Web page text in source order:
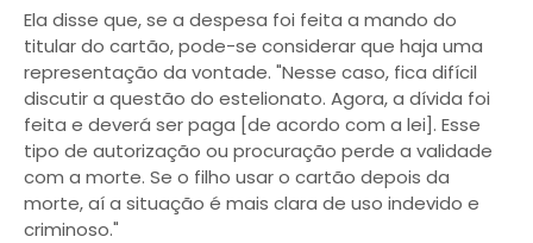
Ela disse que, se a despesa foi feita a mando do
titular do cartão, pode-se considerar que haja uma
representação da vontade. "Nesse caso, fica difícil
discutir a questão do estelionato. Agora, a dívida foi
feita e deverá ser paga [de acordo com a lei]. Esse
tipo de autorização ou procuração perde a validade
com a morte. Se o filho usar o cartão depois da
morte, aí a situação é mais clara de uso indevido e
criminoso."